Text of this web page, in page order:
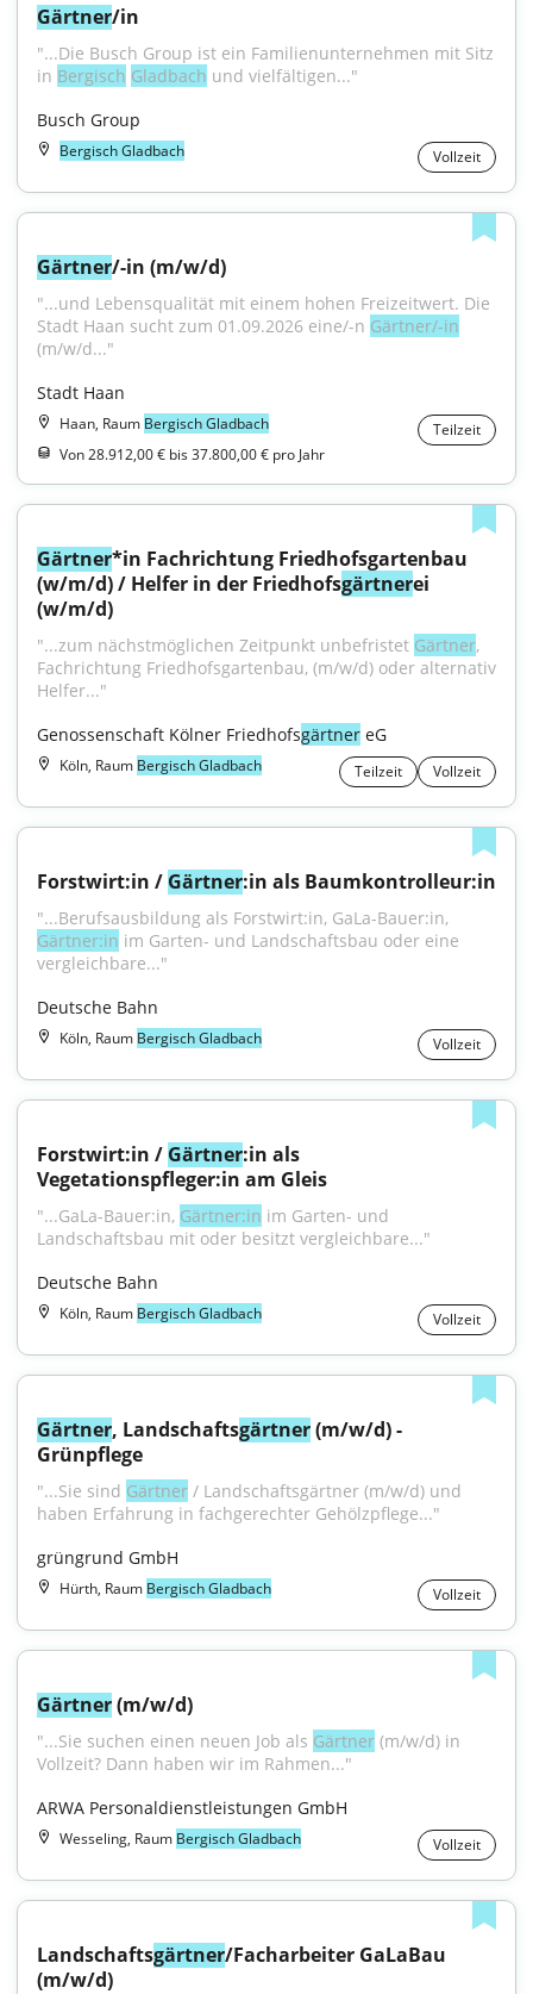
Gärtner/in
"...Die Busch Group ist ein Familienunternehmen mit Sitz
in Bergisch Gladbach und vielfältigen..."
Busch Group
Bergisch Gladbach Vollzeit
Gärtner/-in (m/w/d)
"...und Lebensqualität mit einem hohen Freizeitwert. Die
Stadt Haan sucht zum 01.09.2026 eine/-n Gärtner/-in
(m/w/d..."
Stadt Haan
Haan, Raum Bergisch Gladbach
Teilzeit
Von 28.912,00 € bis 37.800,00 € pro Jahr
Gärtner*in Fachrichtung Friedhofsgartenbau
(w/m/d) / Helfer in der Friedhofsgärtnerei
(w/m/d)
"...zum nächstmöglichen Zeitpunkt unbefristet Gärtner,
Fachrichtung Friedhofsgartenbau, (m/w/d) oder alternativ
Helfer..."
Genossenschaft Kölner Friedhofsgärtner eG
Köln, Raum Bergisch Gladbach Teilzeit Vollzeit
Forstwirt:in / Gärtner:in als Baumkontrolleur:in
Gärtner:in im Garten- und Landschaftsbau oder eine
vergleichbare..."
Deutsche Bahn
Köln, Raum Bergisch Gladbach Vollzeit
Forstwirt:in / Gärtner:in als
Vegetationspfleger:in am Gleis
"...GaLa-Bauer:in, Gärtner:in im Garten- und
Landschaftsbau mit oder besitzt vergleichbare..."
Deutsche Bahn
Köln, Raum Bergisch Gladbach Vollzeit
Gärtner, Landschaftsgärtner (m/w/d) -
Grünpflege
"...Sie sind Gärtner / Landschaftsgärtner (m/w/d) und
haben Erfahrung in fachgerechter Gehölzpflege..."
grüngrund GmbH
Hürth, Raum Bergisch Gladbach Vollzeit
Gärtner (m/w/d)
"...Sie suchen einen neuen Job als Gärtner (m/w/d) in
Vollzeit? Dann haben wir im Rahmen..."
ARWA Personaldienstleistungen GmbH
Wesseling, Raum Bergisch Gladbach Vollzeit
Landschaftsgärtner/Facharbeiter GaLaBau
(m/w/d)